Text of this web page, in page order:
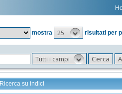
mostra
25 risultati per
Tutti i campi
Ricerca su indici